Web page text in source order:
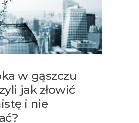
w gąszczu
jak złowić
i nie